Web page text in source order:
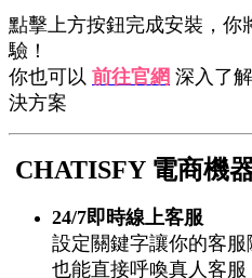
點擊上方按鈕完成安裝，你
驗！
你也可以 前往官網 深入了
決方案
CHATISFY 電商機
24/7即時線上客服
設定關鍵字讓你的客
也能直接呼喚真人客服